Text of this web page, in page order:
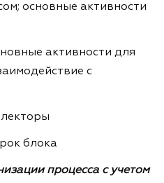
основные активности
активности для
с
блока
процесса с учетом